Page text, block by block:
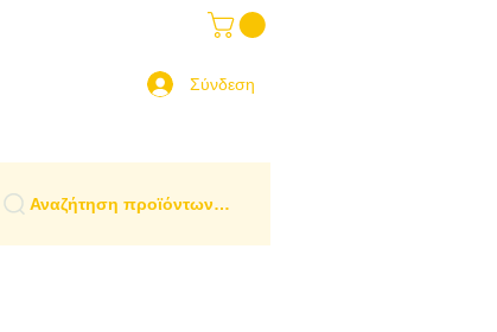
Σύνδεση
Αναζήτηση προϊόντων…